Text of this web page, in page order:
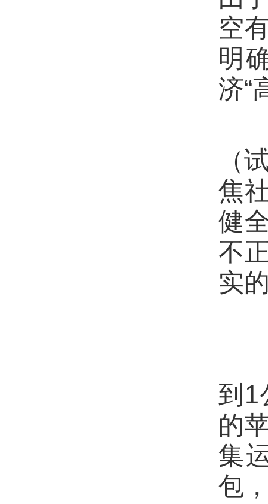
空
明
济“
（
焦
健
不
实
到1
的
集
包